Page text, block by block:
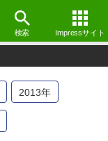
検索 Impressサイト
2013年